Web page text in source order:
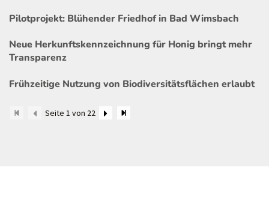
Pilotprojekt: Blühender Friedhof in Bad Wimsbach
Neue Herkunftskennzeichnung für Honig bringt mehr
Transparenz
Frühzeitige Nutzung von Biodiversitätsflächen erlaubt
Seite 1 von 22